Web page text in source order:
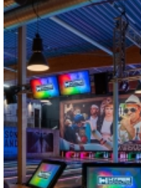
Kokkola, FI
Bekijk project ...